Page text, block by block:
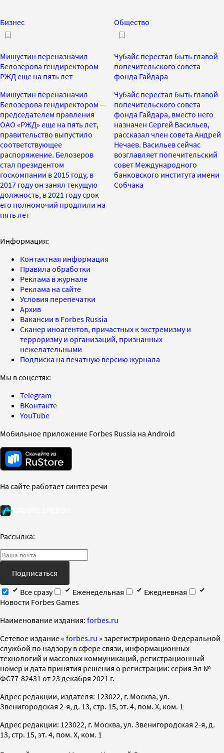
Бизнес
Мишустин переназначил
Белозерова гендиректором
РЖД еще на пять лет
Мишустин переназначил
Белозерова гендиректором —
председателем правления
ОАО «РЖД» еще на пять лет,
правительство выпустило
соответствующее
распоряжение. Белозеров
стал президентом
госкомпании в 2015 году, в
2017 году он занял текущую
должность, в 2021 году срок
его полномочий продлили на
пять лет
Общество
Чубайс перестал быть главой
попечительского совета
фонда Гайдара
Чубайс перестал быть главой
попечительского совета
фонда Гайдара, вместо него
назначен Сергей Васильев,
рассказал член совета Андрей
Нечаев. Васильев сейчас
возглавляет попечительский
совет Международного
банковского института имени
Собчака
Информация:
Контактная информация
Правила обработки
Реклама в журнале
Реклама на сайте
Условия перепечатки
Архив
Вакансии в Forbes Russia
Сканер иноагентов, причастных к экстремизму и
терроризму и организаций, признанных
нежелательными
Подписка на печатную версию журнала
Мы в соцсетях:
Telegram
ВКонтакте
YouTube
Мобильное приложение Forbes Russia на Android
На сайте работает синтез речи
Рассылка:
Подписаться
Все сразу
Еженедельная
Ежедневная
Новости Forbes Games
Наименование издания: forbes.ru
Cетевое издание « forbes.ru » зарегистрировано Федеральной
службой по надзору в сфере связи, информационных
технологий и массовых коммуникаций, регистрационный
номер и дата принятия решения о регистрации: серия Эл №
ФС77-82431 от 23 декабря 2021 г.
Адрес редакции, издателя: 123022, г. Москва, ул.
Звенигородская 2-я, д. 13, стр. 15, эт. 4, пом. X, ком. 1
Адрес редакции: 123022, г. Москва, ул. Звенигородская 2-я, д.
13, стр. 15, эт. 4, пом. X, ком. 1